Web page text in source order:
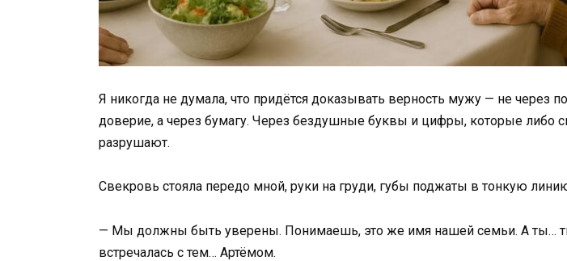
Я никогда не думала, что придётся доказывать верность мужу — не через
доверие, а через бумагу. Через бездушные буквы и цифры, которые либо
разрушают.
Свекровь стояла передо мной, руки на груди, губы поджаты в тонкую
— Мы должны быть уверены. Понимаешь, это же имя нашей семьи. А ты…
встречалась с тем… Артёмом.